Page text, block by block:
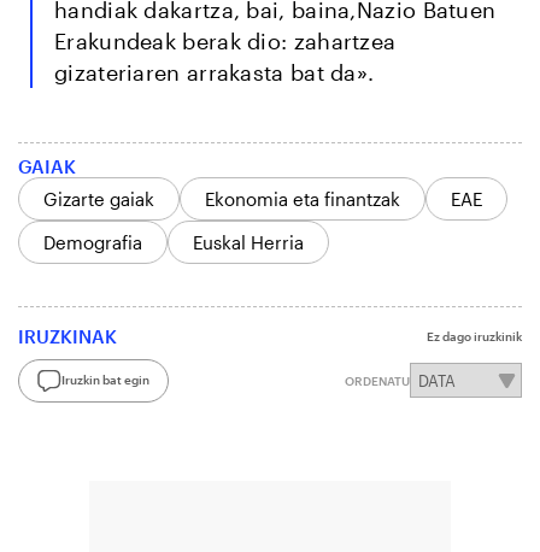
handiak dakartza, bai, baina,Nazio Batuen
Erakundeak berak dio: zahartzea
gizateriaren arrakasta bat da».
GAIAK
Gizarte gaiak
Ekonomia eta finantzak
EAE
Demografia
Euskal Herria
IRUZKINAK Ez dago iruzkinik
Iruzkin bat egin ORDENATU